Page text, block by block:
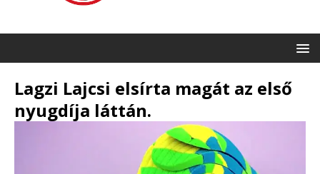
Lagzi Lajcsi elsírta magát az első
nyugdíja láttán.